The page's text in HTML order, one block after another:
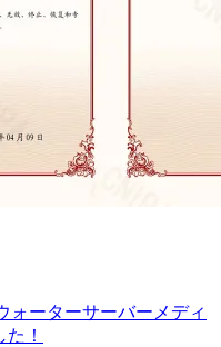
ーターサーバーメディ
！